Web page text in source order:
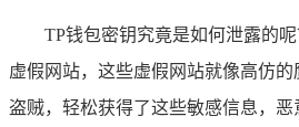
TP钱包密钥究竟是如何泄露的
虚假网站，这些虚假网站就像高仿
盗贼，轻松获得了这些敏感信息，